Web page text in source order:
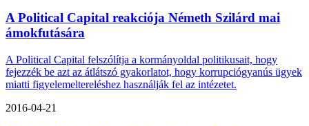
A Political Capital reakciója Németh Szilárd mai
ámokfutására
A Political Capital felszólítja a kormányoldal politikusait, hogy
fejezzék be azt az átlátszó gyakorlatot, hogy korrupciógyanús ügyek
miatti figyelemeltereléshez használják fel az intézetet.
2016-04-21